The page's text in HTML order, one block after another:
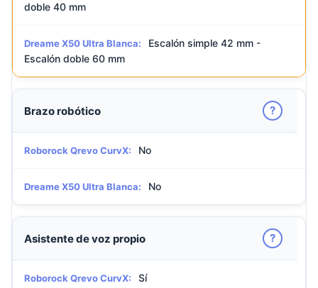
doble 40 mm
Dreame X50 Ultra Blanca:
Escalón simple 42 mm -
Escalón doble 60 mm
Brazo robótico ?
Roborock Qrevo CurvX: No
Dreame X50 Ultra Blanca: No
Asistente de voz propio ?
Roborock Qrevo CurvX: Sí